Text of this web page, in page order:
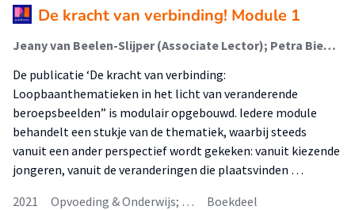
De kracht van verbinding! Module 1
Jeany van Beelen-Slijper (Associate Lector); Petra Biemans (Lector); Rachelle van Harn (Onderzoeker); E. (Ellen) Sjoer (Lector); Piet Verstegen (Onderzoeker)
De publicatie ‘De kracht van verbinding:
Loopbaanthematieken in het licht van veranderende
beroepsbeelden” is modulair opgebouwd. Iedere module
behandelt een stukje van de thematiek, waarbij steeds
vanuit een ander perspectief wordt gekeken: vanuit kiezende
jongeren, vanuit de veranderingen die plaatsvinden …
2021
Opvoeding & Onderwijs; … Boekdeel